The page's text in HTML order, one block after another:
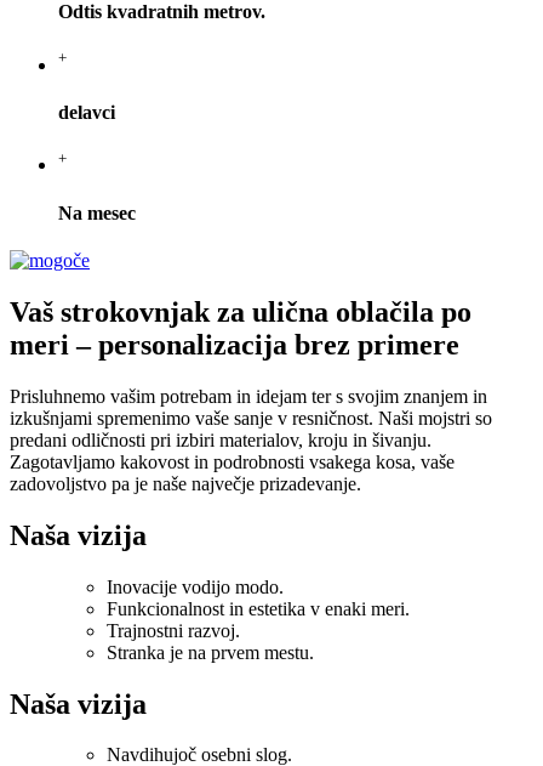
Odtis kvadratnih metrov.
+
delavci
+
Na mesec
Vaš strokovnjak za ulična oblačila po
meri – personalizacija brez primere
Prisluhnemo vašim potrebam in idejam ter s svojim znanjem in
izkušnjami spremenimo vaše sanje v resničnost. Naši mojstri so
predani odličnosti pri izbiri materialov, kroju in šivanju.
Zagotavljamo kakovost in podrobnosti vsakega kosa, vaše
zadovoljstvo pa je naše največje prizadevanje.
Naša vizija
Inovacije vodijo modo.
Funkcionalnost in estetika v enaki meri.
Trajnostni razvoj.
Stranka je na prvem mestu.
Naša vizija
Navdihujoč osebni slog.